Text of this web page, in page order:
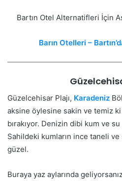
Bartın Otel Alternatifleri İçin
Barın Otelleri –
Güzelcehisar Plajı, Karadeniz
aksine öylesine sakin ve temiz
bırakıyor. Denizin dibi kum ve
Sahildeki kumların ince taneli ve
güzel.
Buraya yaz aylarında